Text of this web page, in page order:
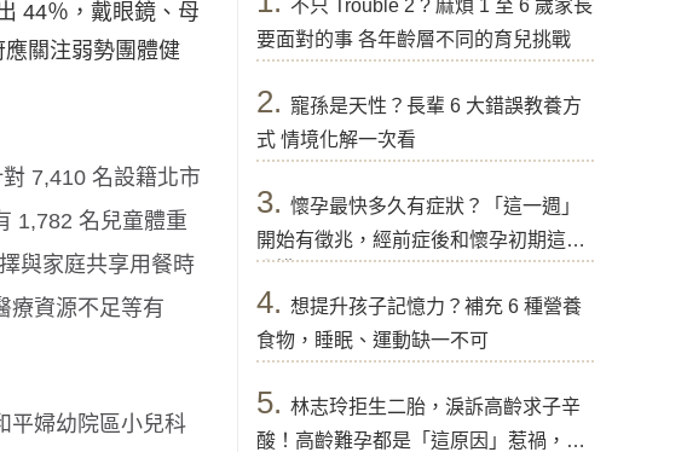
44％，戴眼鏡、母
關注弱勢團體健
7,410 名設籍北市
1,782 名兒童體重
與家庭共享用餐時
療資源不足等有
平婦幼院區小兒科
不只 Trouble 2 ? 麻煩 1 至 6 歲家長
要面對的事 各年齡層不同的育兒挑戰
2. 寵孫是天性？長輩 6 大錯誤教養方
式 情境化解一次看
3. 懷孕最快多久有症狀？「這一週」
開始有徵兆，經前症後和懷孕初期這樣
分辨
4. 想提升孩子記憶力？補充 6 種營養
食物，睡眠、運動缺一不可
5. 林志玲拒生二胎，淚訴高齡求子辛
酸！高齡難孕都是「這原因」惹禍，醫